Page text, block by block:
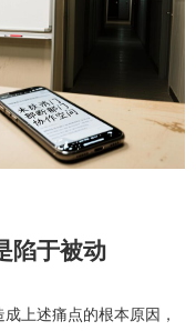
陷于被动
上述痛点的根本原因，